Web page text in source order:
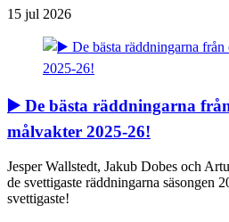
15 jul 2026
▶️ De bästa räddningarna
målvakter 2025-26!
Jesper Wallstedt, Jakub Dobes och
de svettigaste räddningarna säsongen
svettigaste!